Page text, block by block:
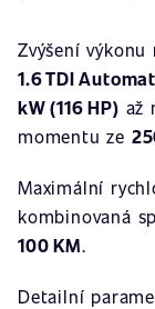
Zvýšení
1.6 TDI
kW (116 HP) až
momentu ze
Maximální
kombinovaná
100 KM.
Detailní